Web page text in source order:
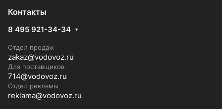
Контакты
8 495 921-34-34
Отдел продаж
zakaz@vodovoz.ru
Для поставщиков
714@vodovoz.ru
Отдел рекламы
reklama@vodovoz.ru